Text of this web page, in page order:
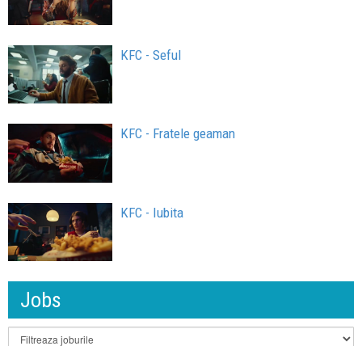
KFC - Seful
KFC - Fratele geaman
KFC - Iubita
Jobs